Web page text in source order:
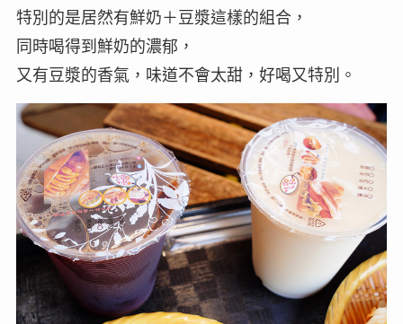
特別的是居然有鮮奶＋豆漿這樣的組合，
同時喝得到鮮奶的濃郁，
又有豆漿的香氣，味道不會太甜，好喝又特別。